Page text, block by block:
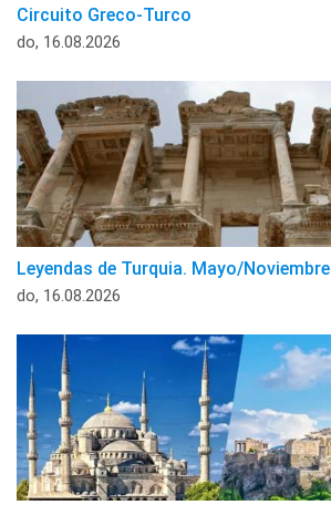
Circuito Greco-Turco
do, 16.08.2026
Leyendas de Turquia. Mayo/Noviembre
do, 16.08.2026